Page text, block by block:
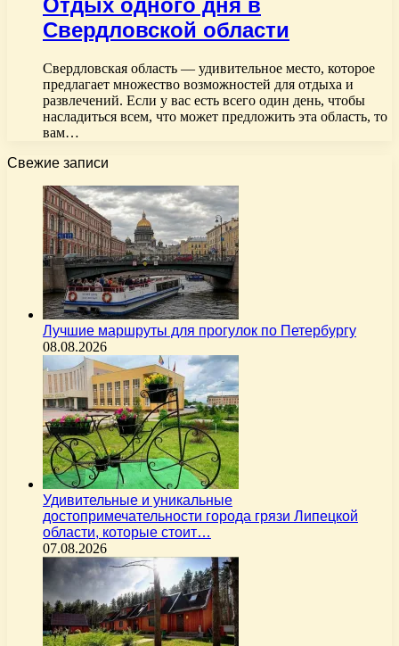
Свердловской области
Свердловская область — удивительное место, которое
предлагает множество возможностей для отдыха и
развлечений. Если у вас есть всего один день, чтобы
насладиться всем, что может предложить эта область, то
вам…
Свежие записи
Лучшие маршруты для прогулок по Петербургу
08.08.2026
Удивительные и уникальные
достопримечательности города грязи Липецкой
области, которые стоит…
07.08.2026